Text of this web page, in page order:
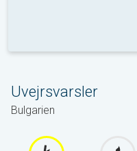
Uvejrsvarsler
Bulgarien